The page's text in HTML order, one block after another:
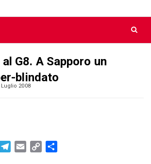
G8. A Sapporo un
blindato
2008
WhatsAppTelegram
Email
Copy